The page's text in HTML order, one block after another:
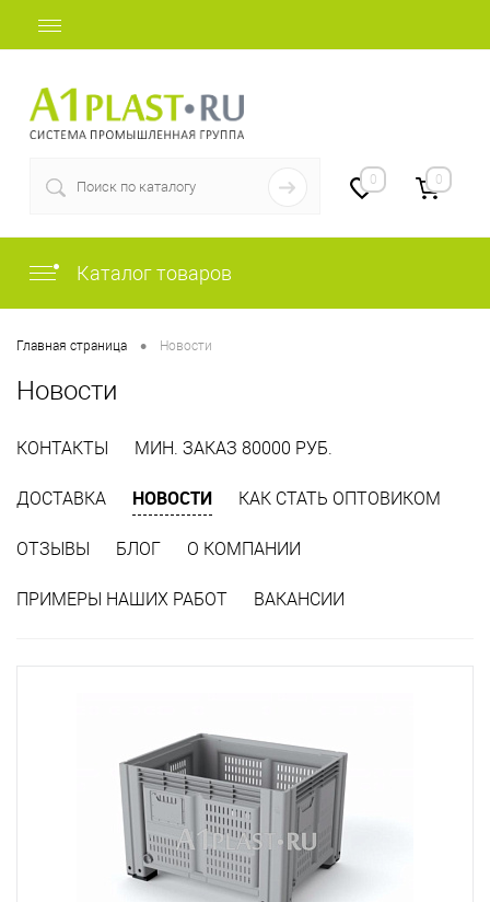
0 0
Каталог товаров
Главная страница • Новости
Новости
КОНТАКТЫ МИН. ЗАКАЗ 80000 РУБ.
ДОСТАВКА НОВОСТИ КАК СТАТЬ ОПТОВИКОМ
ОТЗЫВЫ БЛОГ О КОМПАНИИ
ПРИМЕРЫ НАШИХ РАБОТ ВАКАНСИИ